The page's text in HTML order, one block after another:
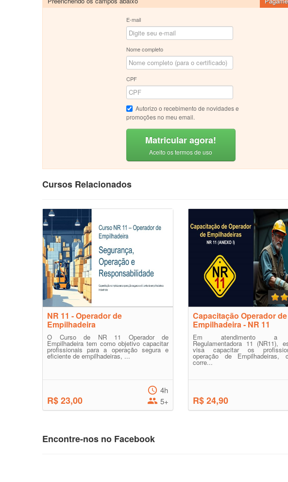
E-mail
Nome completo
CPF
Autorizo o recebimento de novidades e
promoções no meu email.
Matricular agora!
Aceito os termos de uso
Cursos Relacionados
NR 11 - Operador de
Empilhadeira
O Curso de NR 11 Operador de
Empilhadeira tem como objetivo capacitar
profissionais para a operação segura e
eficiente de empilhadeiras, ...
R$ 23,00
4h
5+
Capacitação Operador de
Empilhadeira - NR 11
Em atendimento a
Regulamentadora 11 (NR11),
visa capacitar os
operação de Empilhadeiras,
corre...
R$ 24,90
Encontre-nos no Facebook